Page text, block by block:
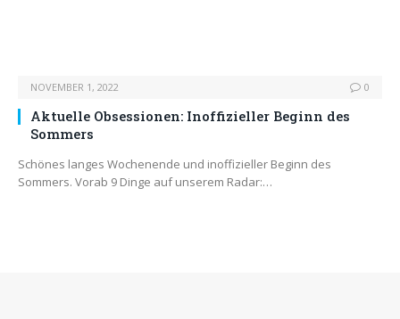
NOVEMBER 1, 2022 0
Aktuelle Obsessionen: Inoffizieller Beginn des
Sommers
Schönes langes Wochenende und inoffizieller Beginn des
Sommers. Vorab 9 Dinge auf unserem Radar:…